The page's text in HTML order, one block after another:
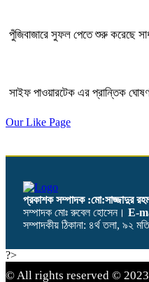
পুঁজিবাজারে সুফল পেতে শুরু করেছে
সাইফ পাওয়ারটেক এর প্রান্তিক
Our Like Page
প্রকাশক সম্পাদক :মো:সাজ্জাদুর
সম্পাদক মোঃ রুবেল হোসেন। E-
সম্পাদকীয় ঠিকানা: ৪র্থ তলা, ৯২
?>
© All rights reserved © 2023